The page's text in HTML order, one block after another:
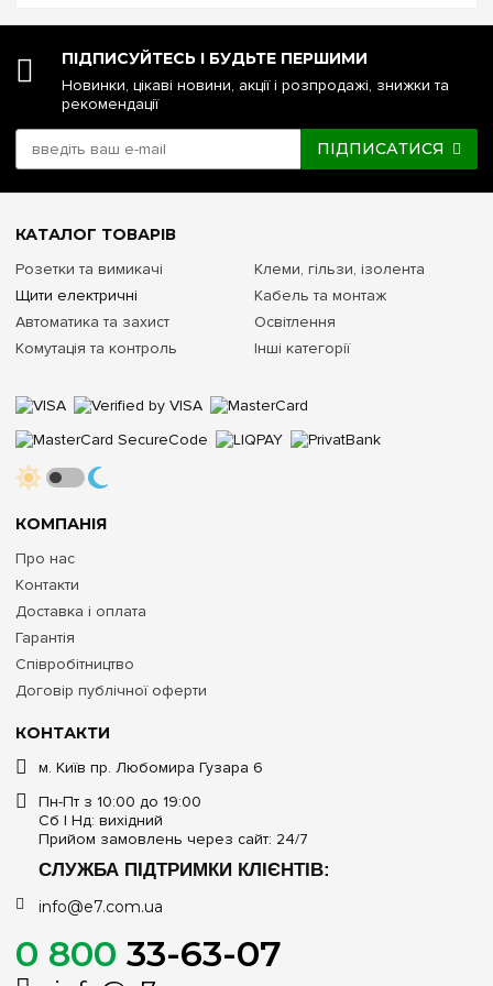
ПІДПИСУЙТЕСЬ І БУДЬТЕ ПЕРШИМИ
Новинки, цікаві новини, акції і розпродажі, знижки та
рекомендації
ПІДПИСАТИСЯ
КОНТАКТИ
м. Київ пр. Любомира Гузара 6
Пн-Пт з 10:00 до 19:00
Сб | Нд: вихідний
Прийом замовлень через сайт: 24/7
СЛУЖБА ПІДТРИМКИ КЛІЄНТІВ:
info@e7.com.ua
0 800 33-63-07
КОМПАНІЯ
Про нас
Контакти
Доставка і оплата
Гарантія
Співробітництво
Договір публічної оферти
КАТАЛОГ ТОВАРІВ
Розетки та вимикачі
Щити електричні
Автоматика та захист
Комутація та контроль
Клеми, гільзи, ізолента
Кабель та монтаж
Освітлення
Інші категорії